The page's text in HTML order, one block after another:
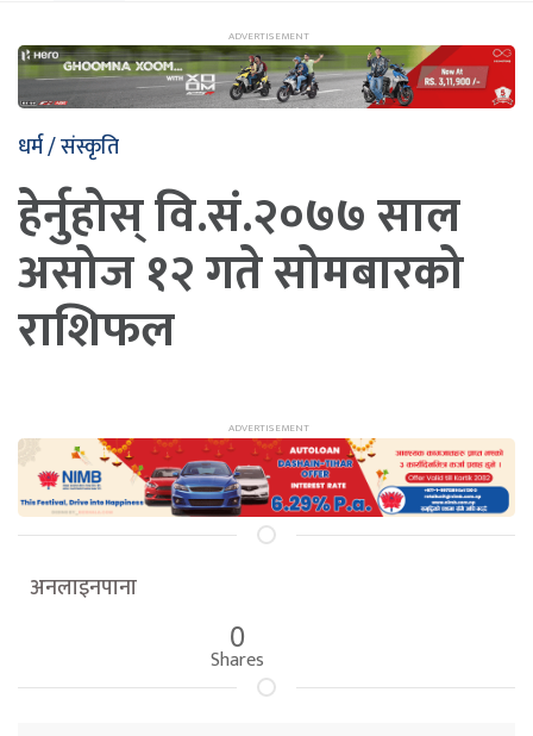
धर्म / संस्कृति
हेर्नुहोस् वि.सं.२०७७ साल
असोज १२ गते सोमबारको
राशिफल
अनलाइनपाना
0
Shares